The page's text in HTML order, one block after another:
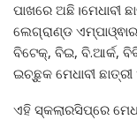
ପାଖରେ
ଲେଗ୍‌ରାଣ୍ଡ
ବିଟେକ୍‌, ବିଇ, ବି.ଆର୍କ,
ଇଚ୍ଛୁକ ମେଧାବୀ
ଏହି ସ୍କଲାରସିପ୍‌ରେ